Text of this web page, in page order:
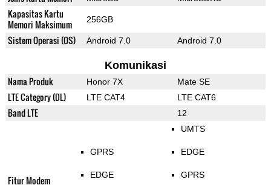
Kapasitas Kartu
Memori Maksimum
256GB
Sistem Operasi (OS) Android 7.0 Android 7.0
Komunikasi
Nama Produk Honor 7X Mate SE
LTE Category (DL) LTE CAT4 LTE CAT6
Band LTE 12
Fitur Modem
GPRS
EDGE
UMTS
EDGE
GPRS